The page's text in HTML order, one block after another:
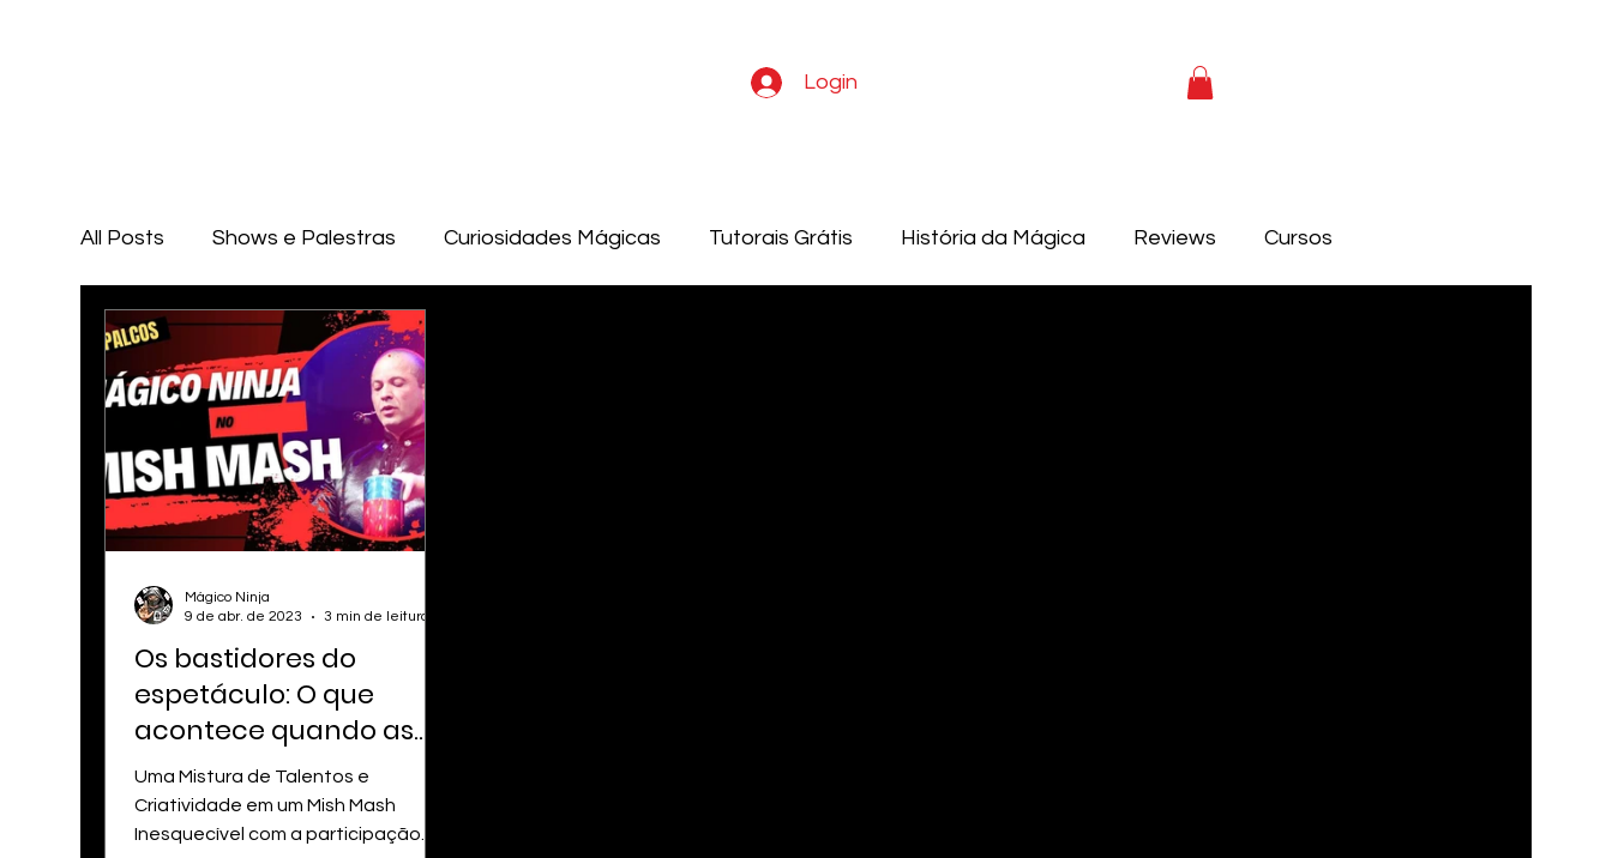
Login
All Posts Shows e Palestras Curiosidades Mágicas Tutorais Grátis História da Mágica Reviews Cursos
Os bastidores do
espetáculo: O que
acontece quando as
cortinas estão
fechadas? Mágico em
Curitiba
Uma Mistura de Talentos e
Criatividade em um Mish Mash
Inesquecível com a participação
Mágico Ninja
9 de abr. de 2023
3 min de leitura